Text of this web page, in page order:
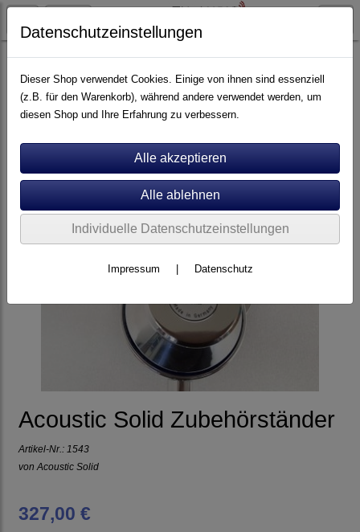
Plattenspieler Zubehör
Acoustic Solid Zubehörständer
Artikel-Nr.: 1543
von Acoustic Solid
327,00 €
Datenschutzeinstellungen
Dieser Shop verwendet Cookies. Einige von ihnen sind essenziell
(z.B. für den Warenkorb), während andere verwendet werden, um
diesen Shop und Ihre Erfahrung zu verbessern.
Individuelle Datenschutzeinstellungen
Impressum Datenschutz